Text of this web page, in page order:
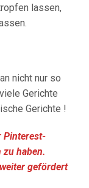
lassen,
nicht nur so
Gerichte
Gerichte !
Pinterest-
zu haben.
gefördert